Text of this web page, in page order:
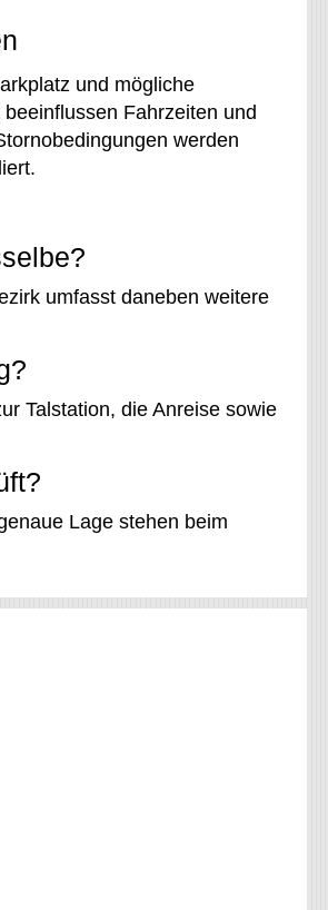
und mögliche
Fahrzeiten und
werden
umfasst daneben weitere
Talstation, die Anreise sowie
Lage stehen beim